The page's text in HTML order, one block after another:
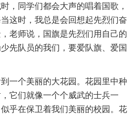
，同学们都会大声的唱着国歌，
这时，我总是会回想起先烈们奋
老师说，国旗是先烈们用自己的
先队员的我们，要爱队旗、爱国
一个美丽的大花园。花园里中种
它们就像一个个威武的士兵一
乎在保卫着我们美丽的校园。花